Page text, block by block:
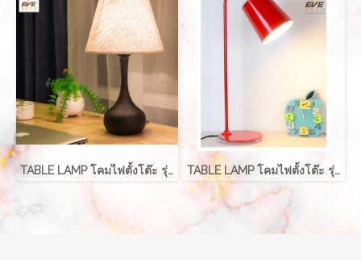
TABLE LAMP โคมไฟตั้งโต๊ะ รุ่น EVE-00212 TABLE LAMP โคมไฟตั้งโต๊ะ รุ่น EVE-00215